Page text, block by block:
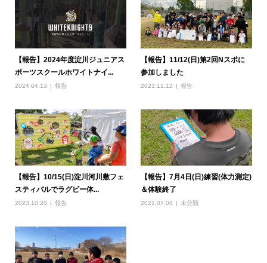
【報告】2024年度淀川ジュニアス
ポーツスクールホワイトナイ...
2024.04.13 報告
【報告】11/12(日)第2回Nスポに
参加しました
2023.11.12 報告
【報告】10/15(日)淀川河川敷フェ
スティバルでラグビー体...
2023.10.20 報告
【報告】7月4日(日)練習(体力測定)
＆体験終了
2021.07.04 未分類